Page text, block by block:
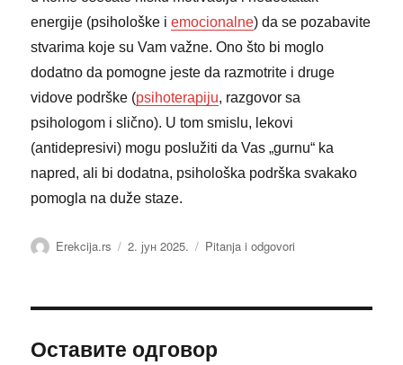
energije (psihološke iemocionalne) da se pozabavite
stvarima koje su Vam važne. Ono što bi moglo
dodatno da pomogne jeste da razmotrite i druge
vidove podrške (psihoterapiju, razgovor sa
psihologom i slično). U tom smislu, lekovi
(antidepresivi) mogu poslužiti da Vas „gurnu“ ka
napred, ali bi dodatna, psihološka podrška svakako
pomogla na duže staze.
Аутор
Erekcija.rs Објављено
2. јун 2025. Категорије
Pitanja i odgovori
Оставите одговор